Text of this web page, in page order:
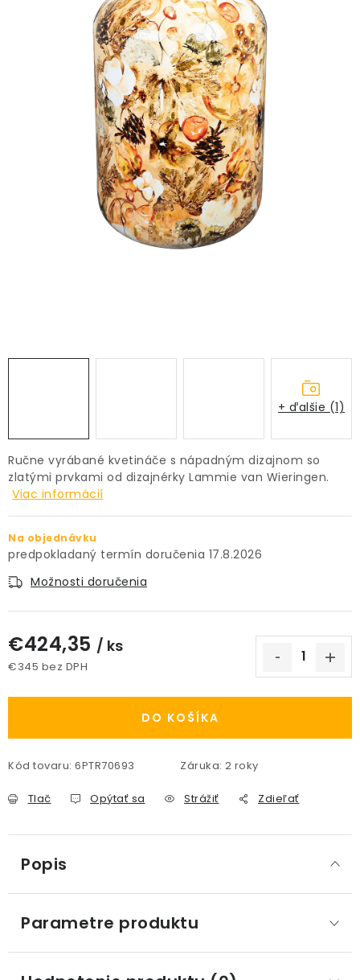
NA OBJEDNÁVKU
SUBSTRÁTY A HNOJIVÁ
KVETINÁČE A OBALY NA RASTLINY
Podmienky ochrany osobných údajov
O nás
Spôsoby platby
Ručne vyrábané kvetináče s nápadným dizajnom so
zlatými prvkami od dizajnérky Lammie van Wieringen.
Viac informácií
Na objednávku
17.8.2026
Možnosti doručenia
€424,35 / ks
€345 bez DPH
DO KOŠÍKA
Kód tovaru: 6PTR70693 Záruka: 2 roky
Tlač Opýtať sa Strážiť Zdieľať
+ ďalšie (1)
Popis
Parametre produktu